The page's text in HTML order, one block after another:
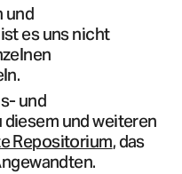
und
es uns nicht
und
und weiteren
Repositorium, das